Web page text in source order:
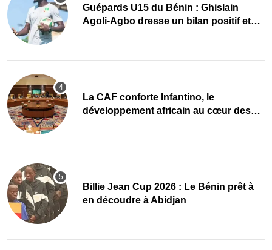
Guépards U15 du Bénin : Ghislain
Agoli-Agbo dresse un bilan positif et
La CAF conforte Infantino, le
développement africain au cœur des
Billie Jean Cup 2026 : Le Bénin prêt à
en découdre à Abidjan